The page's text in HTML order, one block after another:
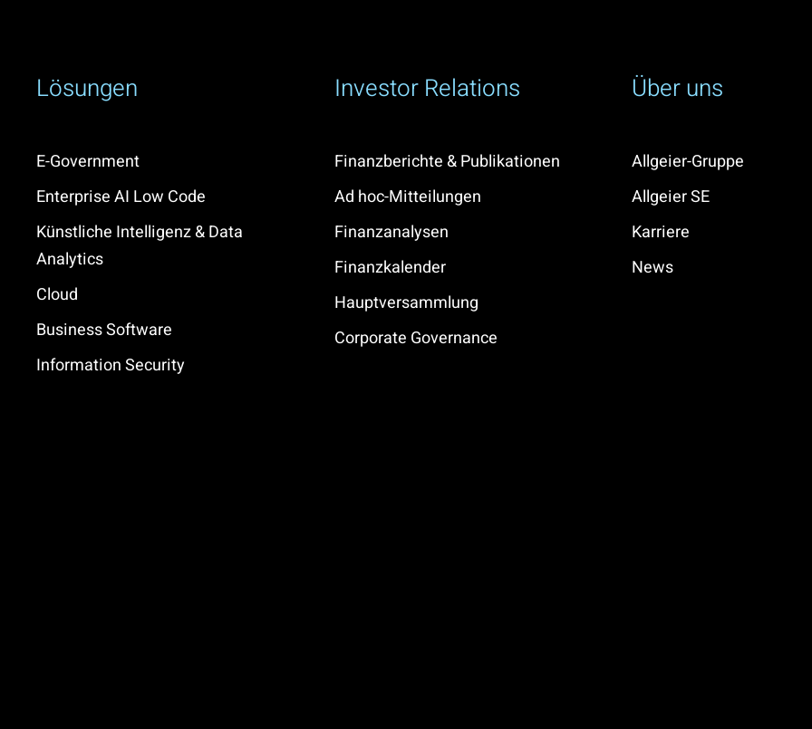
Lösungen
E-Government
Enterprise AI Low Code
Künstliche Intelligenz & Data
Analytics
Cloud
Business Software
Information Security
Investor Relations
Finanzberichte & Publikationen
Ad hoc-Mitteilungen
Finanzanalysen
Finanzkalender
Hauptversammlung
Corporate Governance
Über uns
Allgeier-Gruppe
Allgeier SE
Karriere
News